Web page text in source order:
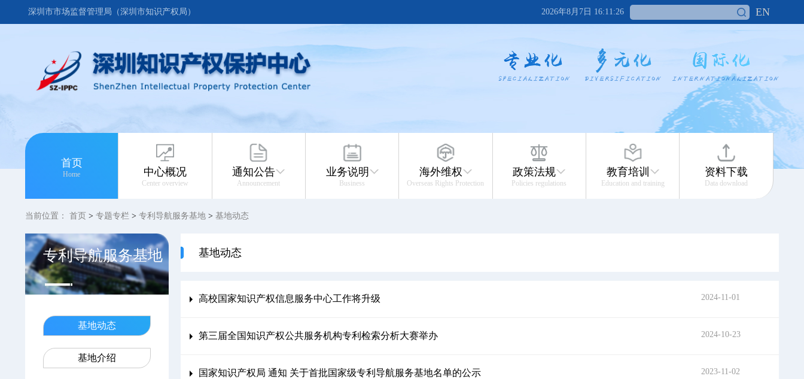
深圳市市场监督管理局（深圳市知识产权局） 2026年8月7日 16:11:26 EN
首页
Home 中心概况
Center overview
通知公告
Announcement
业务说明
Business
海外维权
Overseas Rights Protection
政策法规
Policies regulations
教育培训
Education and training
资料下载
Data download
当前位置： 首页 > 专题专栏 > 专利导航服务基地 > 基地动态
专利导航服务基地
基地动态
基地介绍
基地动态
高校国家知识产权信息服务中心工作将升级 2024-11-01
第三届全国知识产权公共服务机构专利检索分析大赛举办 2024-10-23
国家知识产权局 通知 关于首批国家级专利导航服务基地名单的公示 2023-11-02